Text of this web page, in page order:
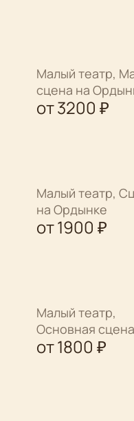
Малый театр,
сцена на
от3200 ₽
Малый театр,
на Ордынке
от1900 ₽
Малый театр,
Основная сцена
от1800 ₽